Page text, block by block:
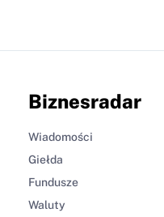
Biznesradar
Wiadomości
Giełda
Fundusze
Waluty